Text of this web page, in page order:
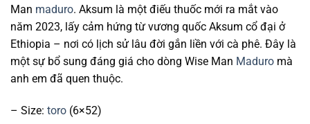
Man maduro. Aksum là một điếu thuốc mới ra mắt vào
năm 2023, lấy cảm hứng từ vương quốc Aksum cổ đại ở
Ethiopia – nơi có lịch sử lâu đời gắn liền với cà phê. Đây là
một sự bổ sung đáng giá cho dòng Wise Man Maduro mà
anh em đã quen thuộc.
– Size: toro (6×52)